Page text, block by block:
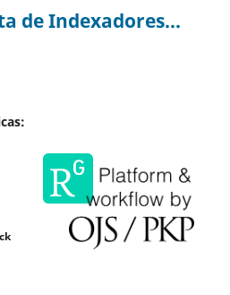
de Indexadores...